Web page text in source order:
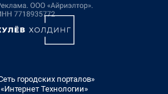
городских порталов»
Технологии»